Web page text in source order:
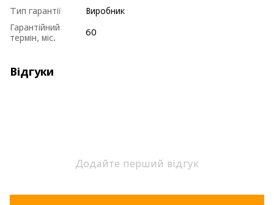
Тип гарантії
Виробник
Гарантійний
термін, міс.
60
Відгуки
Додайте перший відгук